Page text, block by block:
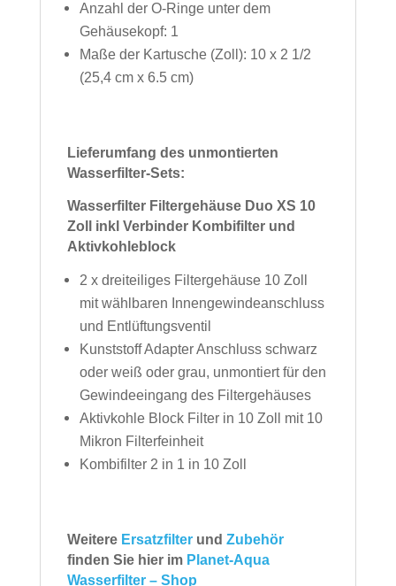
Anzahl der O-Ringe unter dem
Gehäusekopf: 1
Maße der Kartusche (Zoll): 10 x 2 1/2
(25,4 cm x 6.5 cm)
Lieferumfang des unmontierten
Wasserfilter-Sets:
Wasserfilter Filtergehäuse Duo XS 10
Zoll inkl Verbinder Kombifilter und
Aktivkohleblock
2 x dreiteiliges Filtergehäuse 10 Zoll
mit wählbaren Innengewindeanschluss
und Entlüftungsventil
Kunststoff Adapter Anschluss schwarz
oder weiß oder grau, unmontiert für den
Gewindeeingang des Filtergehäuses
Aktivkohle Block Filter in 10 Zoll mit 10
Mikron Filterfeinheit
Kombifilter 2 in 1 in 10 Zoll
Weitere Ersatzfilterund Zubehör
finden Sie hier im Planet-Aqua
Wasserfilter – Shop